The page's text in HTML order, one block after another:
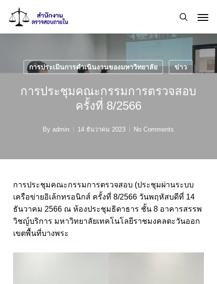
search
การประเมินการดำเนินงานของมหาวิทยาลัย ข่าว
การประชุมคณะกรรมการตรวจสอบ
ครั้งที่ 8/2566
By admin 14 ธันวาคม 2023 No Comments
การประชุมคณะกรรมการตรวจสอบ (ประชุมผ่านระบบ
เครือข่ายอิเล้กทรอนิกส์ ครั้งที่ 8/2566 วันพฤหัสบดีที่ 14
ธันวาคม 2566 ณ ห้องประชุมธิดาธาร ชั้น 8 อาคารสรรพ
วิชญ์บริการ มหาวิทยาลัยเทคโนโลยีราชมงคลตะวันออก
เขตพื้นที่บางพระ